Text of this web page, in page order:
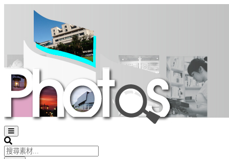
Open
sidebar
Search